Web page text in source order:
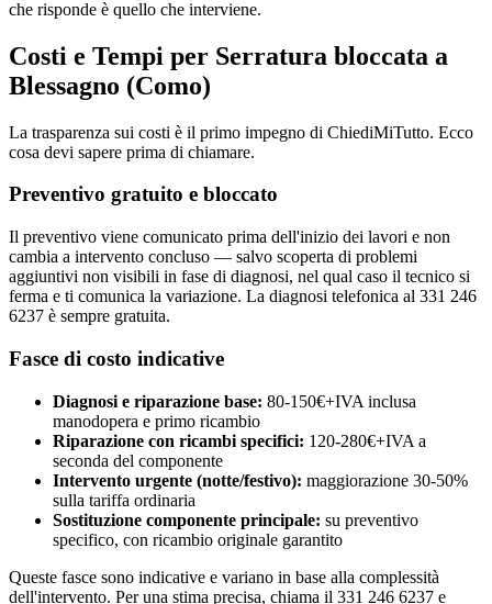
che risponde è quello che interviene.
Costi e Tempi per Serratura bloccata a
Blessagno (Como)
La trasparenza sui costi è il primo impegno di ChiediMiTutto. Ecco
cosa devi sapere prima di chiamare.
Preventivo gratuito e bloccato
Il preventivo viene comunicato prima dell'inizio dei lavori e non
cambia a intervento concluso — salvo scoperta di problemi
aggiuntivi non visibili in fase di diagnosi, nel qual caso il tecnico si
ferma e ti comunica la variazione. La diagnosi telefonica al 331 246
6237 è sempre gratuita.
Fasce di costo indicative
Diagnosi e riparazione base: 80-150€+IVA inclusa
manodopera e primo ricambio
Riparazione con ricambi specifici: 120-280€+IVA a
seconda del componente
Intervento urgente (notte/festivo): maggiorazione 30-50%
sulla tariffa ordinaria
Sostituzione componente principale: su preventivo
specifico, con ricambio originale garantito
Queste fasce sono indicative e variano in base alla complessità
dell'intervento. Per una stima precisa, chiama il 331 246 6237 e